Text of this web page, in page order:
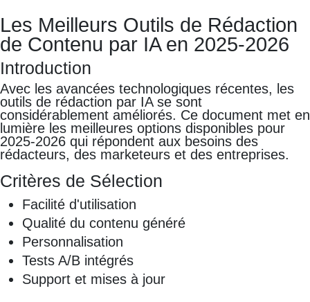
Les Meilleurs Outils de Rédaction
de Contenu par IA en 2025-2026
Introduction
Avec les avancées technologiques récentes, les
outils de rédaction par IA se sont
considérablement améliorés. Ce document met en
lumière les meilleures options disponibles pour
2025-2026 qui répondent aux besoins des
rédacteurs, des marketeurs et des entreprises.
Critères de Sélection
Facilité d'utilisation
Qualité du contenu généré
Personnalisation
Tests A/B intégrés
Support et mises à jour